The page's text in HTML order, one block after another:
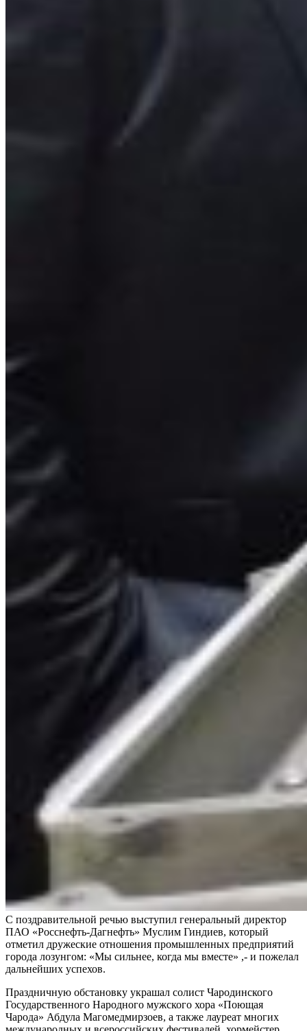
С поздравительной речью выступил генеральный директор
ПАО «Росснефть-Дагнефть» Муслим Гиндиев, который
отметил дружеские отношения промышленных предприятий
города лозунгом: «Мы сильнее, когда мы вместе» ,- и пожелал
дальнейших успехов.
Праздничную обстановку украшал солист Чародинского
Государственного Народного мужского хора «Поющая
Чарода» Абдула Магомедмирзоев, а также лауреат многих